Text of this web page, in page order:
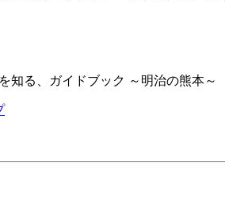
知る、ガイドブック ～明治の熊本～